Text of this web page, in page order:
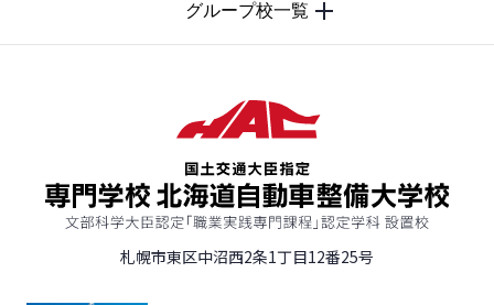
グループ校一覧
札幌市東区中沼西2条1丁目12番25号